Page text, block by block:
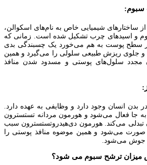
سبوم:
ساختارهای شیمیایی خاص به نام‌های اسکوالن،
و اسیدهای چرب تشکیل شده است. زمانی که
سطح پوست به هم می‌خورد یک چسبندگی بدی
و جلوی ریزش طبیعی سلولی را می‌گیرد و همین
مجدد سلول‌های پوستی و مسدود شدن منافذ
بدن انسان وجود دارد و وظایفی به عهده دارد.
به جا فعال می‌شود و هورمون مردانه تستسترون
تبدلی می‌کند. هورمون دی‌هیدروتستسترون سبب
صورت می‌شود و همین موضوه منافذ پوستی را
جوش می‌شود.
میزان ترشح سبوم می شود؟